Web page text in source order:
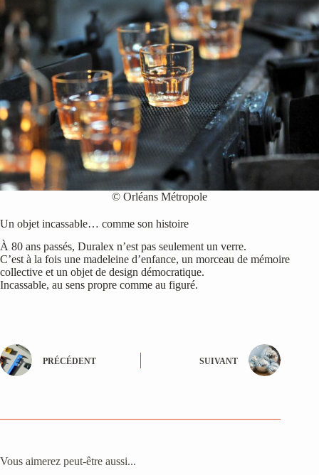
© Orléans Métropole
Un objet incassable… comme son histoire
À 80 ans passés, Duralex n’est pas seulement un verre.
C’est à la fois une madeleine d’enfance, un morceau de mémoire
collective et un objet de design démocratique.
Incassable, au sens propre comme au figuré.
PRÉCÉDENT SUIVANT
Vous aimerez peut-être aussi...